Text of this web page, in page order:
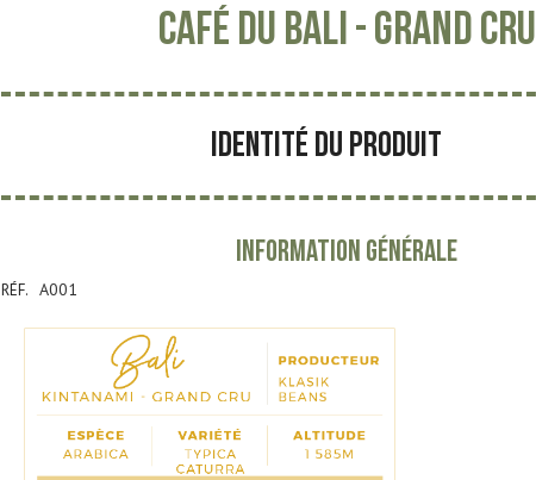
Café du Bali - Grand Cru
IDENTITÉ DU PRODUIT
INFORMATION GÉNÉRALE
RÉF. A001